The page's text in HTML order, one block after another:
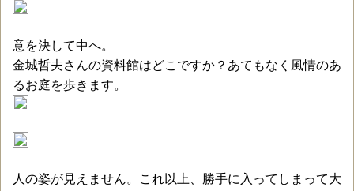
意を決して中へ。
金城哲夫さんの資料館はどこですか？あてもなく風情のあ
るお庭を歩きます。
人の姿が見えません。これ以上、勝手に入ってしまって大